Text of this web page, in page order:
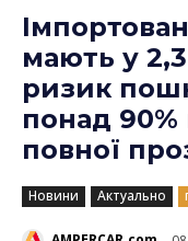
мають у
ризик
понад 90%
повної
Новини Актуально